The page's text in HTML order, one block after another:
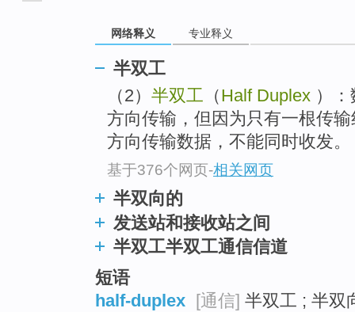
网络释义 专业释义
半双工
（2） 半双工 （Half Duplex ）
方向传输，但因为只有一根传
方向传输数据，不能同时收发。
基于376个网页-相关网页
半双向的
发送站和接收站之间
半双工半双工通信信道
短语
half-duplex [通信] 半双工 ; 半双